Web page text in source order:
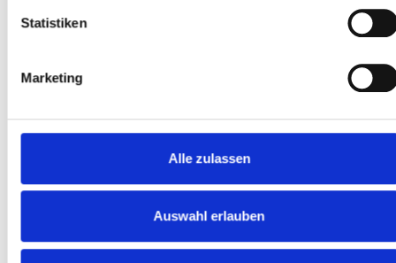
Statistiken
Marketing
Alle zulassen
Auswahl erlauben
* Die mit Sternchen gekennzeichneten Felder sind
das Info-Symbol am jeweiligen Feld. Ihre Daten
Bestimmungen vertraulich behandelt. Sie werden
nicht an Dritte weitergegeben. Weitere
Informationen hierzu finden Sie in unserer